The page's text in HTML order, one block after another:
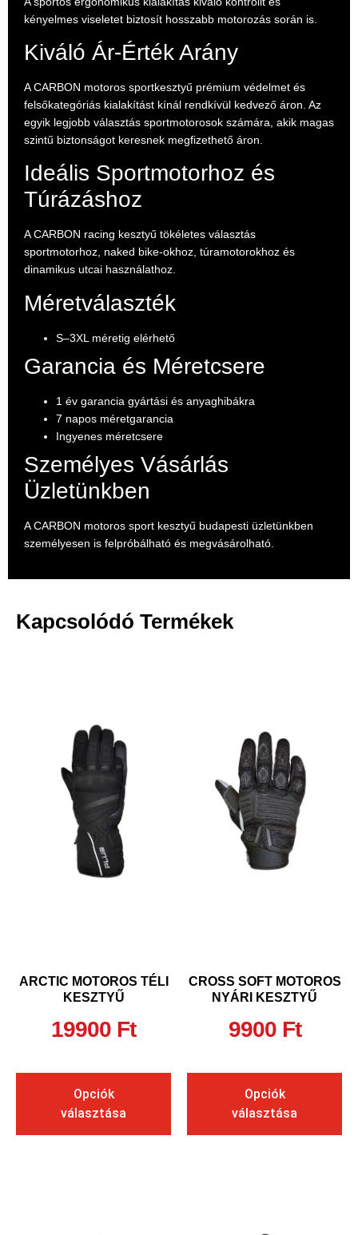
kényelmes viseletet biztosít hosszabb motorozás során is.
Kiváló Ár-Érték Arány
A CARBON motoros sportkesztyű prémium védelmet és
felsőkategóriás kialakítást kínál rendkívül kedvező áron. Az
egyik legjobb választás sportmotorosok számára, akik magas
szintű biztonságot keresnek megfizethető áron.
Ideális Sportmotorhoz és
Túrázáshoz
A CARBON racing kesztyű tökéletes választás
sportmotorhoz, naked bike-okhoz, túramotorokhoz és
dinamikus utcai használathoz.
Méretválaszték
S–3XL méretig elérhető
Garancia és Méretcsere
1 év garancia gyártási és anyaghibákra
7 napos méretgarancia
Ingyenes méretcsere
Személyes Vásárlás
Üzletünkben
A CARBON motoros sport kesztyű budapesti üzletünkben
személyesen is felpróbálható és megvásárolható.
Kapcsolódó Termékek
ARCTIC MOTOROS TÉLI
KESZTYŰ
19900 Ft
Opciók
választása
CROSS SOFT MOTOROS
NYÁRI KESZTYŰ
9900 Ft
Opciók
választása